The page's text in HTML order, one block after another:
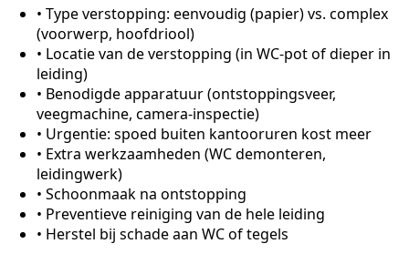
• Type verstopping: eenvoudig (papier) vs. complex
(voorwerp, hoofdriool)
• Locatie van de verstopping (in WC-pot of dieper in
leiding)
• Benodigde apparatuur (ontstoppingsveer,
veegmachine, camera-inspectie)
• Urgentie: spoed buiten kantooruren kost meer
• Extra werkzaamheden (WC demonteren,
leidingwerk)
• Schoonmaak na ontstopping
• Preventieve reiniging van de hele leiding
• Herstel bij schade aan WC of tegels